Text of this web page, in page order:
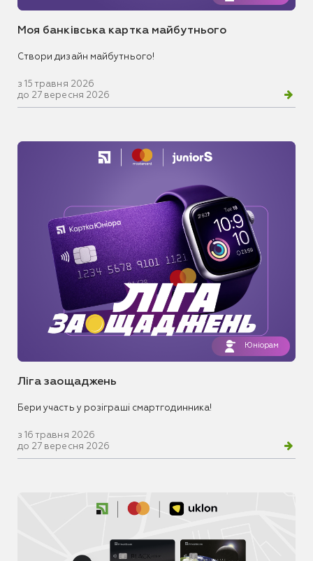
Моя банківська картка майбутнього
Створи дизайн майбутнього!
з 15 травня 2026
до 27 вересня 2026
Юніорам
Ліга заощаджень
Бери участь у розіграші смартгодинника!
з 16 травня 2026
до 27 вересня 2026